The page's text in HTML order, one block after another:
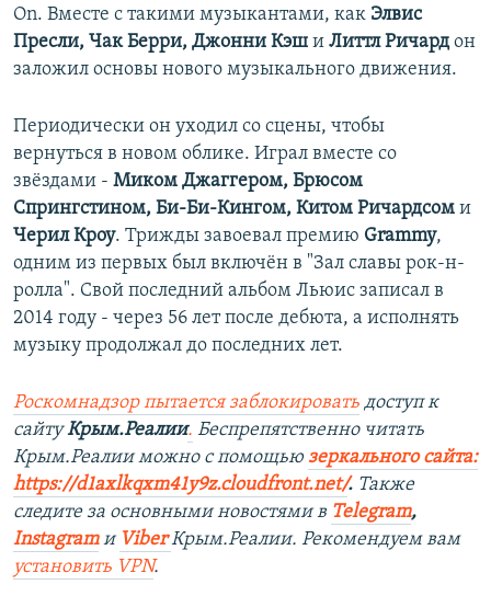
On. Вместе с такими музыкантами, как Элвис
Пресли, Чак Берри, Джонни Кэш и Литтл Ричардон
заложил основы нового музыкального движения.
Периодически он уходил со сцены, чтобы
вернуться в новом облике. Играл вместе со
звёздами - Миком Джаггером, Брюсом
Спрингстином, Би-Би-Кингом, Китом Ричардсом и
Черил Кроу. Трижды завоевал премию Grammy,
одним из первых был включён в "Зал славы рок-н-
ролла". Свой последний альбом Льюис записал в
2014 году - через 56 лет после дебюта, а исполнять
музыку продолжал до последних лет.
Роскомнадзор пытается заблокировать доступ к
сайтуКрым.Реалии. Беспрепятственно читать
Крым.Реалии можно с помощью зеркального сайта:
https://d1axlkqxm41y9z.cloudfront.net/. ​ Также
следите за основными новостями в Telegram,
Instagram и ViberКрым.Реалии. Рекомендуем вам
установить VPN.